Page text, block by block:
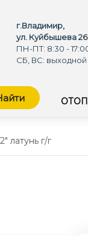
г.Владимир,
ул. Куйбышева
ПН-ПТ: 8:30 -
СБ, ВС: выходной
латунь г/г